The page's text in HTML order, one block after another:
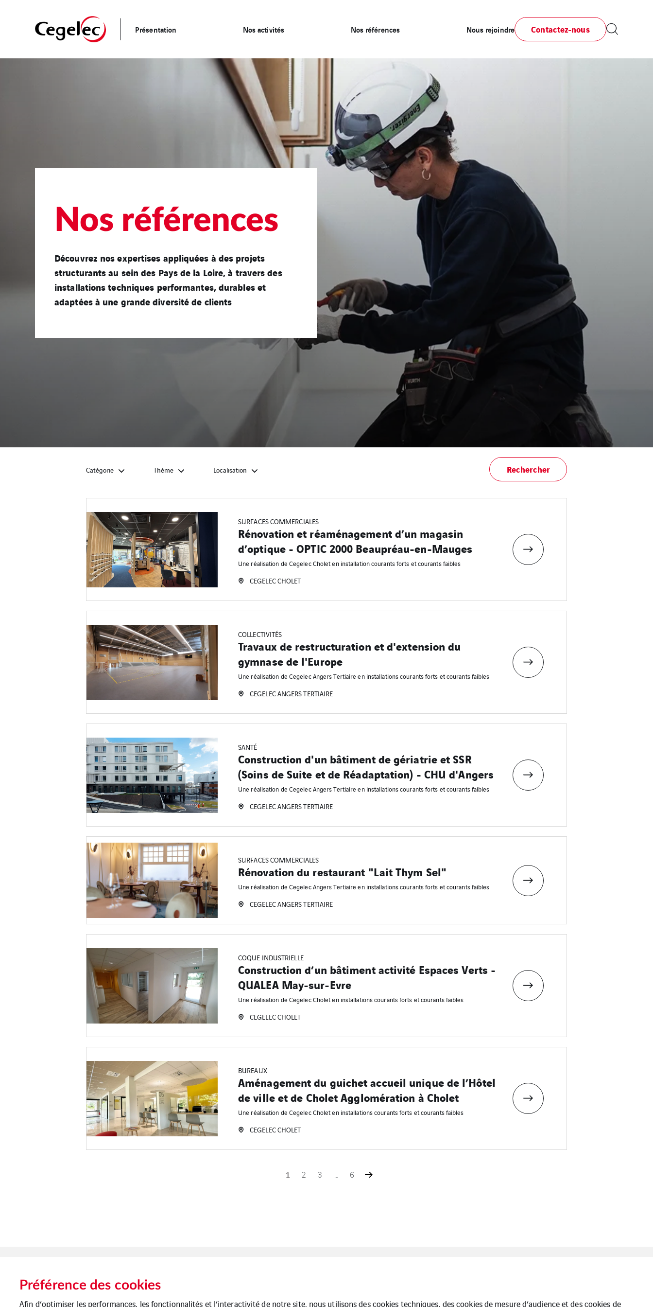
Présentation Nos activités Nos références Nous rejoindre Contactez-nous
Nos références
Découvrez nos expertises appliquées à des projets
structurants au sein des Pays de la Loire, à travers des
installations techniques performantes, durables et
adaptées à une grande diversité de clients
Catégorie Thème Localisation Rechercher
SURFACES COMMERCIALES
Rénovation et réaménagement d’un magasin
d’optique - OPTIC 2000 Beaupréau-en-Mauges
Une réalisation de Cegelec Cholet en installation courants forts et courants faibles
CEGELEC CHOLET
COLLECTIVITÉS
Travaux de restructuration et d'extension du
gymnase de l'Europe
Une réalisation de Cegelec Angers Tertiaire en installations courants forts et courants faibles
CEGELEC ANGERS TERTIAIRE
SANTÉ
Construction d'un bâtiment de gériatrie et SSR
(Soins de Suite et de Réadaptation) - CHU d'Angers
Une réalisation de Cegelec Angers Tertiaire en installations courants forts et courants faibles
CEGELEC ANGERS TERTIAIRE
SURFACES COMMERCIALES
Rénovation du restaurant "Lait Thym Sel"
Une réalisation de Cegelec Angers Tertiaire en installations courants forts et courants faibles
CEGELEC ANGERS TERTIAIRE
COQUE INDUSTRIELLE
Construction d’un bâtiment activité Espaces Verts -
QUALEA May-sur-Evre
Une réalisation de Cegelec Cholet en installations courants forts et courants faibles
CEGELEC CHOLET
BUREAUX
Aménagement du guichet accueil unique de l’Hôtel
de ville et de Cholet Agglomération à Cholet
Une réalisation de Cegelec Cholet en installations courants forts et courants faibles
CEGELEC CHOLET
1 2 3 … 6
Préférence des cookies
Afin d’optimiser les performances, les fonctionnalités et l’interactivité de notre site, nous utilisons des cookies techniques, des cookies de mesure d’audience et des cookies de